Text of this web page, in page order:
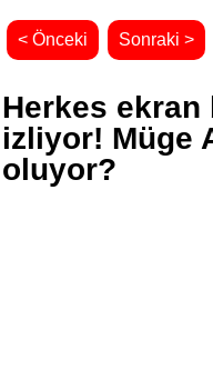
< Önceki Sonraki >
Herkes ekran
izliyor! Müge
oluyor?